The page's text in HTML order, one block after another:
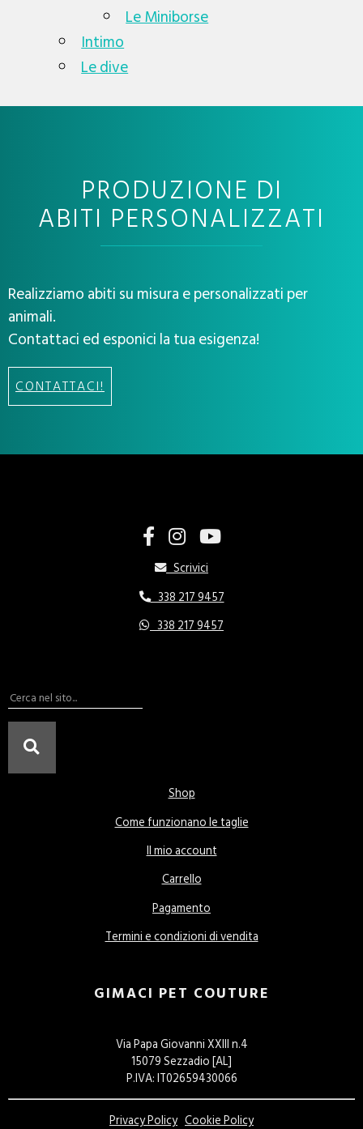
Le Miniborse
Intimo
Le dive
PRODUZIONE DI
ABITI PERSONALIZZATI
Realizziamo abiti su misura e personalizzati per
animali.
Contattaci ed esponici la tua esigenza!
CONTATTACI!
Scrivici
338 217 9457
338 217 9457
Shop
Come funzionano le taglie
Il mio account
Carrello
Pagamento
Termini e condizioni di vendita
GIMACI PET COUTURE
Via Papa Giovanni XXIII n.4
15079 Sezzadio [AL]
P.IVA: IT02659430066
Privacy Policy Cookie Policy